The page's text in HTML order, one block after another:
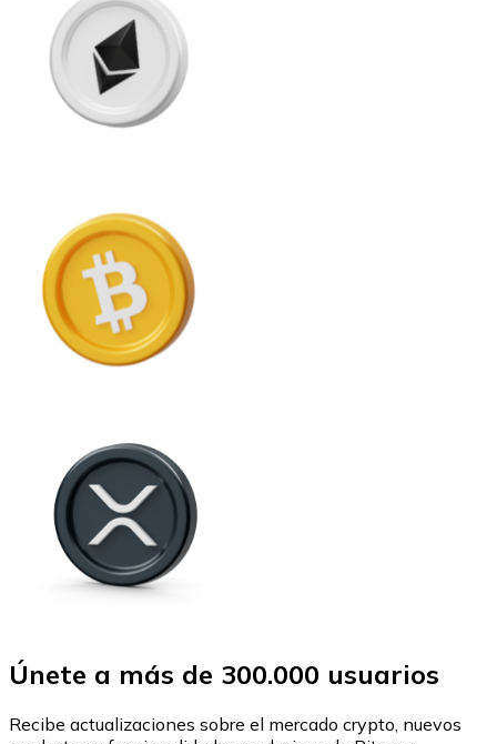
Únete a más de 300.000 usuarios
Recibe actualizaciones sobre el mercado crypto, nuevos